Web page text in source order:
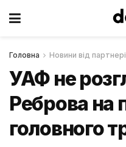
Головна Новини від
УАФ не
Реброва на
головного